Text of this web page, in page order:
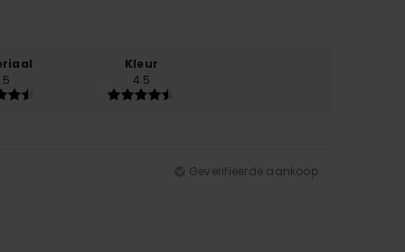
Kleur
4.5
Geverifieerde aankoop